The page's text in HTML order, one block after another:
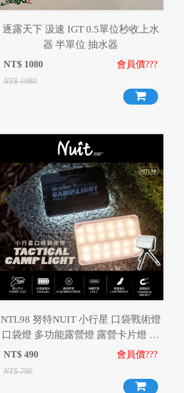
逐露天下 汲速 IGT 0.5單位秒收上水
器 半單位 抽水器
NT$ 1080
NT$1080
會員價???
NTL98 努特NUIT 小行星 口袋戰術燈
口袋燈 多功能露營燈 露營卡片燈 照
明燈 補光燈 磁吸燈 戶外警示燈
NT$ 490
NT$790
會員價???